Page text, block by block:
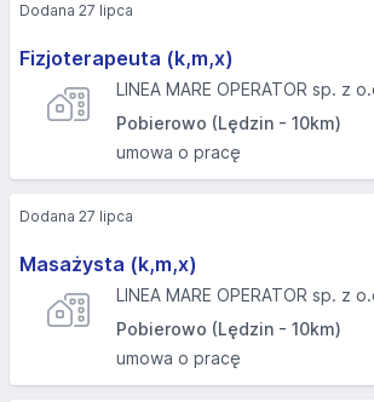
Fizjoterapeuta (k,m,x)
LINEA MARE OPERATOR sp. z
Pobierowo (Lędzin - 10km)
umowa o pracę
Dodana 27 lipca
Masażysta (k,m,x)
LINEA MARE OPERATOR sp. z
Pobierowo (Lędzin - 10km)
umowa o pracę
Dodana 27 lipca